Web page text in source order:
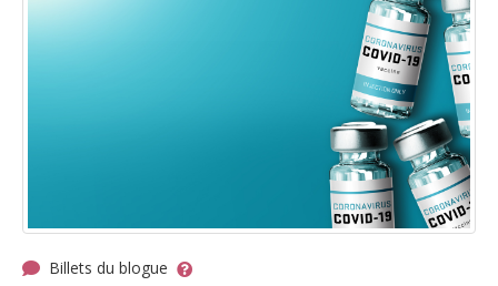
Billets du blogue